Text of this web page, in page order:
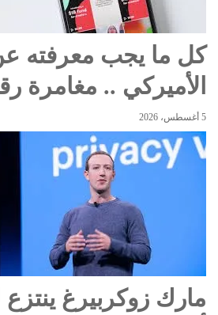
كل ما يجب معرفته
الأميركي .. مغامرة
5 أغسطس، 2026
مارك زوكربيرغ